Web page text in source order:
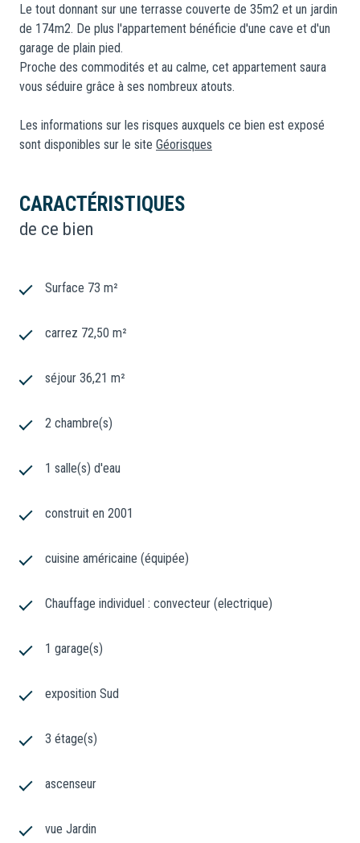
Le tout donnant sur une terrasse couverte de 35m2 et un jardin
de 174m2. De plus l'appartement bénéficie d'une cave et d'un
garage de plain pied.
Proche des commodités et au calme, cet appartement saura
vous séduire grâce à ses nombreux atouts.
Les informations sur les risques auxquels ce bien est exposé
sont disponibles sur le site Géorisques
CARACTÉRISTIQUES
de ce bien
Surface 73 m²
carrez 72,50 m²
séjour 36,21 m²
2 chambre(s)
1 salle(s) d'eau
construit en 2001
cuisine américaine (équipée)
Chauffage individuel : convecteur (electrique)
1 garage(s)
exposition Sud
3 étage(s)
ascenseur
vue Jardin